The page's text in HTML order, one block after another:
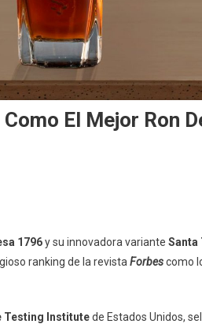
El Mejor Ron
1796y su innovadora variante Santa
ranking de la revista Forbescomo
Testing Institutede Estados Unidos,